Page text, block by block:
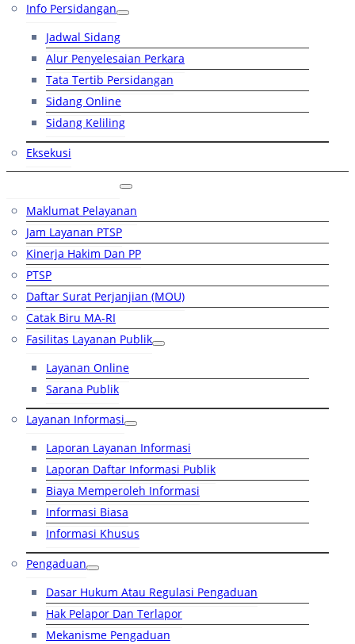
Info Persidangan
Jadwal Sidang
Alur Penyelesaian Perkara
Tata Tertib Persidangan
Sidang Online
Sidang Keliling
Eksekusi
Maklumat Pelayanan
Jam Layanan PTSP
Kinerja Hakim Dan PP
PTSP
Daftar Surat Perjanjian (MOU)
Catak Biru MA-RI
Fasilitas Layanan Publik
Layanan Online
Sarana Publik
Layanan Informasi
Laporan Layanan Informasi
Laporan Daftar Informasi Publik
Biaya Memperoleh Informasi
Informasi Biasa
Informasi Khusus
Pengaduan
Dasar Hukum Atau Regulasi Pengaduan
Hak Pelapor Dan Terlapor
Mekanisme Pengaduan